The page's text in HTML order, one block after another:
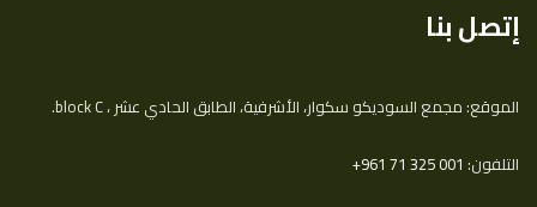
إتصل بنا
الموقع: مجمع السوديكو سكوار، الأشرفية، الطابق الحادي عشر ، block C.
التلفون: ‎+961 71 325 001